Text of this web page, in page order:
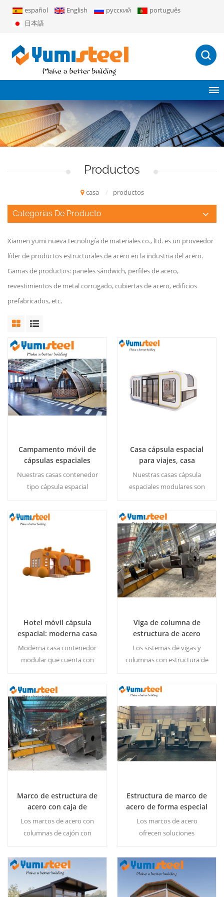
español English русский
português
日本語
Productos
casa / productos
Categorías De Producto
Xiamen yumi nueva tecnología de materiales co., ltd. es un proveedor
líder de productos estructurales de acero en la industria del acero.
Gamas de productos: paneles sándwich, perfiles de acero,
revestimientos de metal corrugado, cubiertas de acero, edificios
prefabricados, etc.
Campamento móvil de
cápsulas espaciales
Casa contenedor de
cápsulas espaciales de
Nuestras casas contenedor
tipo cápsula espacial
portabilidad modular y
Casa cápsula espacial
para viajes, casa
contenedor modular
con cocina y baño
Nuestras casas cápsula
espaciales modulares son
cuentan con cocina y baño
para una vida portátil
definitiva.
Lee Mas
Hotel móvil cápsula
espacial: moderna casa
contenedor modular
con cocina y baño
Moderna casa contenedor
modular que cuenta con
comodidad elegante y
minimalista.
Lee Mas
Viga de columna de
estructura de acero
para construcción
Los sistemas de vigas y
columnas con estructura de
estructura robustas para
proyectos de construcción
de gran altura, industriales
y de infraestructura.
Lee Mas
Marco de estructura de
acero con caja de
columna transversal y
viga de columna
Los marcos de acero con
columnas de cajón con
brindan soluciones
modulares y resistentes
para almacenes y edificios
de varios pisos.
Lee Mas
Estructura de marco de
acero de forma especial
y personalizada
Los marcos de acero
ofrecen soluciones
y diseñadas con precisión
para necesidades
estructurales complejas.
Lee Mas